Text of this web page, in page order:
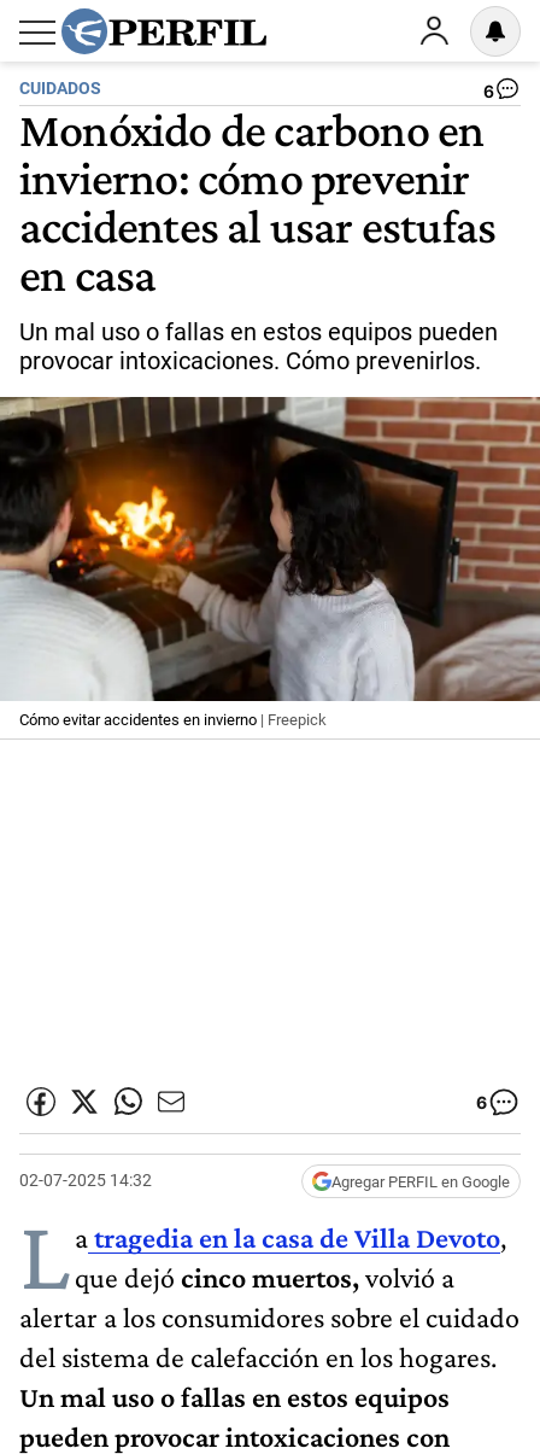
CUIDADOS 6
Monóxido de carbono en
invierno: cómo prevenir
accidentes al usar estufas
en casa
Un mal uso o fallas en estos equipos pueden
provocar intoxicaciones. Cómo prevenirlos.
Cómo evitar accidentes en invierno | Freepick
6
02-07-2025 14:32 Agregar PERFIL en Google
Latragedia en la casa de Villa Devoto,
que dejó cinco muertos,volvió a
alertar a los consumidores sobre el cuidado
del sistema de calefacción en los hogares.
Un mal uso o fallas en estos equipos
pueden provocar intoxicaciones con